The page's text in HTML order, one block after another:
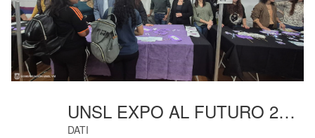
UNSL EXPO AL FUTURO 2025-Fcejs-27
DATI